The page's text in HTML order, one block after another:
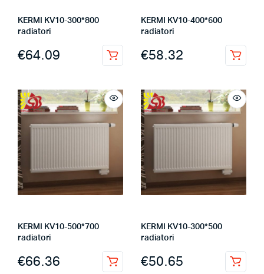
KERMI KV10-300*800
radiatori
€64.09
KERMI KV10-400*600
radiatori
€58.32
KERMI KV10-500*700
radiatori
€66.36
KERMI KV10-300*500
radiatori
€50.65